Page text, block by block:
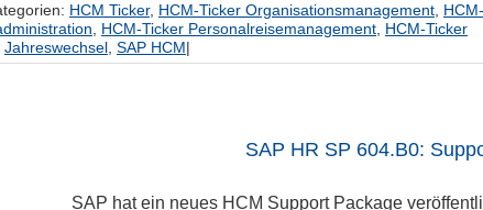
HCM Ticker, HCM-Ticker Organisationsmanagement
HCM-Ticker Personalreisemanagement HCM-Ticker
Jahreswechsel SAP HCM|
SAP HR SP 604.B0:
SAP hat ein neues HCM Support Package